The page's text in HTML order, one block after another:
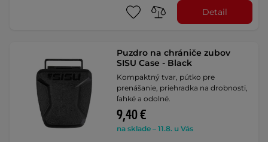
Detail
Puzdro na chrániče zubov
SISU Case - Black
Kompaktný tvar, pútko pre
prenášanie, priehradka na drobnosti,
ľahké a odolné.
9,40 €
na sklade – 11.8. u Vás